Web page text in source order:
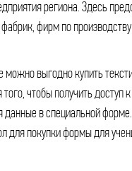
региона. Здесь
фирм по
выгодно купить
чтобы получить
данные в специальной
для покупки формы для